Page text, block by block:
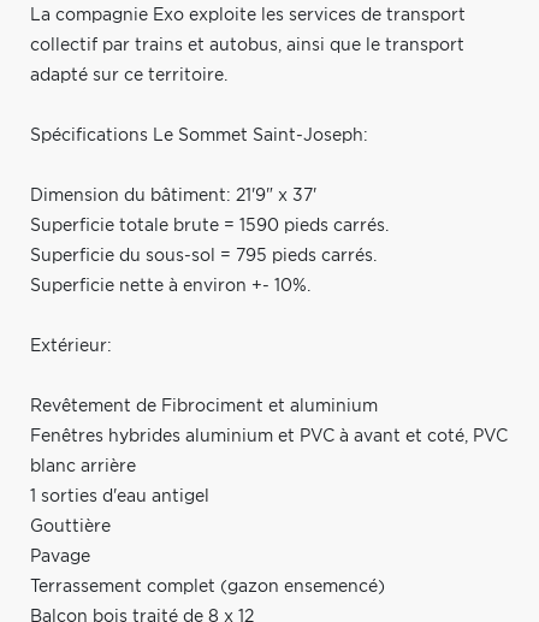
La compagnie Exo exploite les services de transport
collectif par trains et autobus, ainsi que le transport
adapté sur ce territoire.
Spécifications Le Sommet Saint-Joseph:
Dimension du bâtiment: 21'9" x 37'
Superficie totale brute = 1590 pieds carrés.
Superficie du sous-sol = 795 pieds carrés.
Superficie nette à environ +- 10%.
Extérieur:
Revêtement de Fibrociment et aluminium
Fenêtres hybrides aluminium et PVC à avant et coté, PVC
blanc arrière
1 sorties d'eau antigel
Gouttière
Pavage
Terrassement complet (gazon ensemencé)
Balcon bois traité de 8 x 12